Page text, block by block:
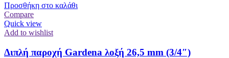
Προσθήκη στο καλάθι
Compare
Quick view
Add to wishlist
Διπλή παροχή Gardena λοξή 26,5 mm (3/4″)